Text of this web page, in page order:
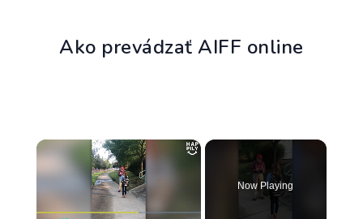
Ako prevádzať AIFF online
×
Now Playing